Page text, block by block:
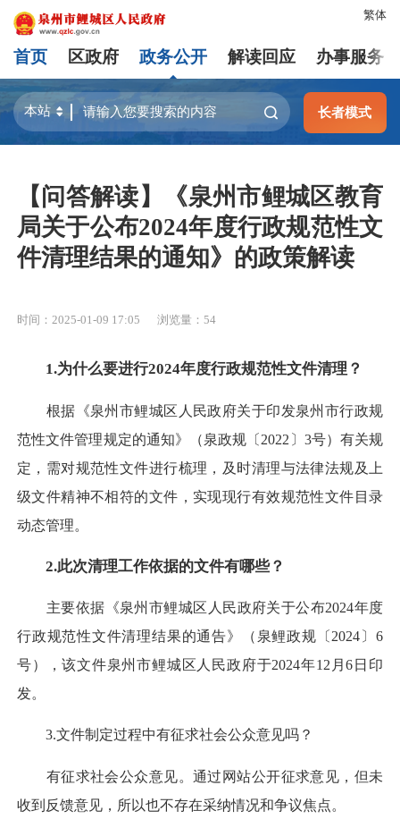
繁体
首页 区政府 政务公开 解读回应 办事服务
长者模式
【问答解读】《泉州市鲤城区教育
局关于公布2024年度行政规范性文
件清理结果的通知》的政策解读
时间：2025-01-09 17:05 浏览量： 54
1.为什么要进行2024年度行政规范性文件清理？
根据《泉州市鲤城区人民政府关于印发泉州市行政规
范性文件管理规定的通知》（泉政规〔2022〕3号）有关规
定，需对规范性文件进行梳理，及时清理与法律法规及上
级文件精神不相符的文件，实现现行有效规范性文件目录
动态管理。
2.此次清理工作依据的文件有哪些？
主要依据《泉州市鲤城区人民政府关于公布2024年度
行政规范性文件清理结果的通告》（泉鲤政规〔2024〕6
号），该文件泉州市鲤城区人民政府于2024年12月6日印
发。
3.文件制定过程中有征求社会公众意见吗？
有征求社会公众意见。通过网站公开征求意见，但未
收到反馈意见，所以也不存在采纳情况和争议焦点。